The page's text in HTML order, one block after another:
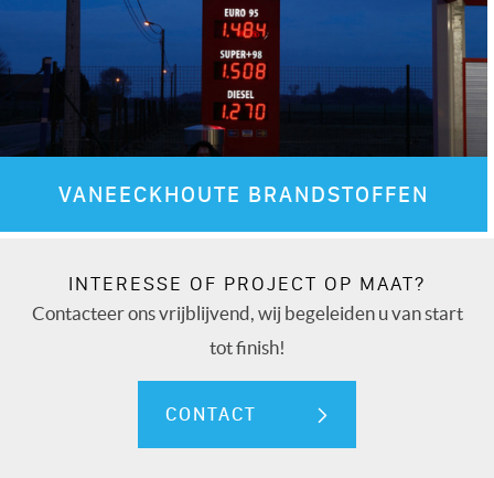
VANEECKHOUTE BRANDSTOFFEN
INTERESSE OF PROJECT OP MAAT?
Contacteer ons vrijblijvend, wij begeleiden u van start
tot finish!
CONTACT